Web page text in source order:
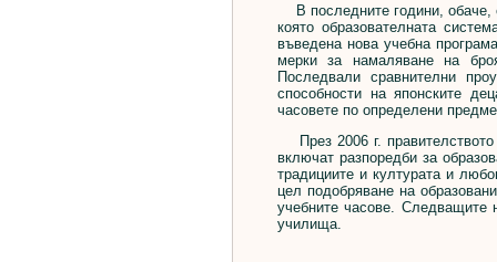
В последните години, обаче,
която образователната
въведена нова учебна
мерки за намаляване на
Последвали сравнителни
способности на японските
часовете по определени
През 2006 г. правителството
включат разпоредби за
традициите и културата и
цел подобряване на
учебните часове. Следващите
училища.